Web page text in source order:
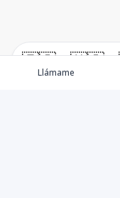
🇪🇸 🇺🇸
Llámame